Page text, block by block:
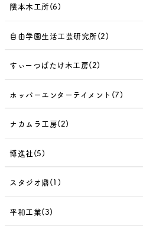
隈本木工所(6)
自由学園生活工芸研究所(2)
すぃーつばたけ木工房(2)
ホッパーエンターテイメント(7)
ナカムラ工房(2)
博進社(5)
スタジオ鼎(1)
平和工業(3)